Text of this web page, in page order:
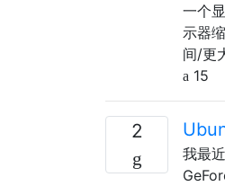
一个
示器
间/更
15
2
我最